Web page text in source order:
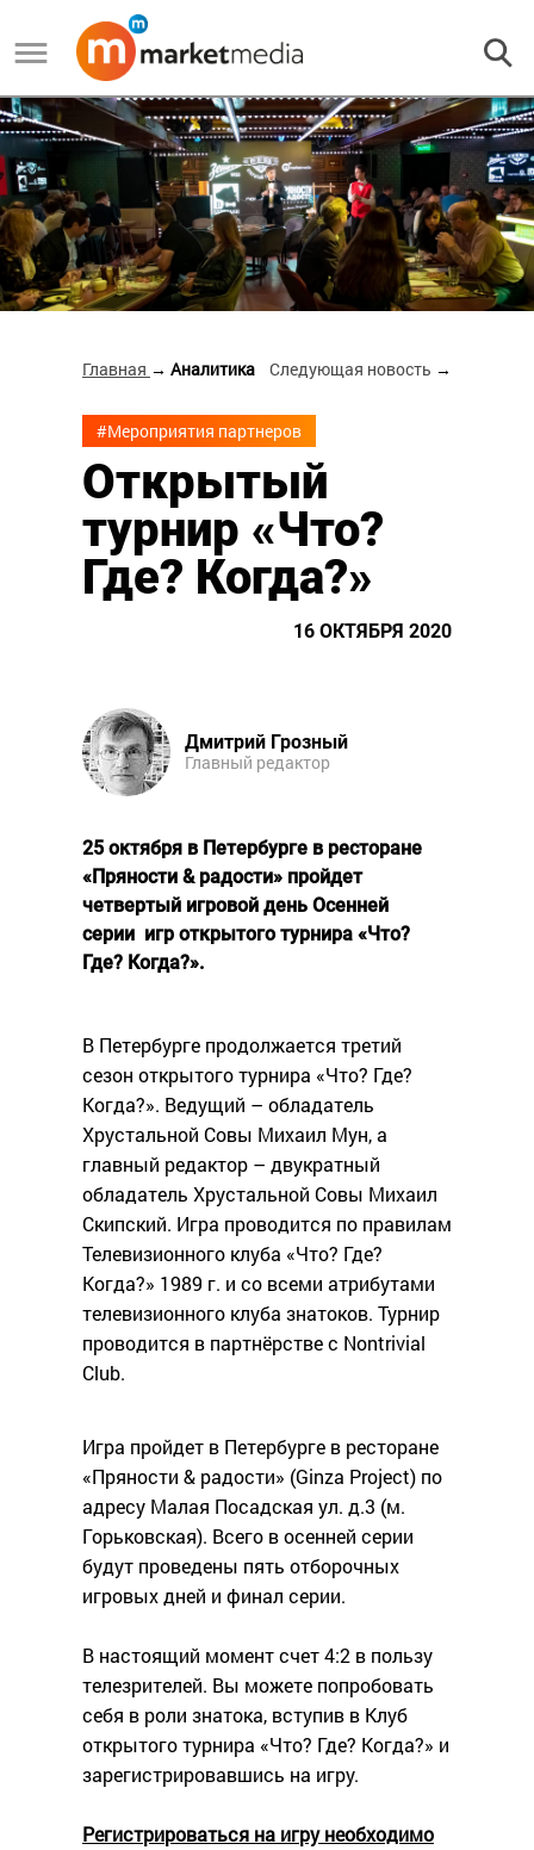
Главная → Аналитика Следующая новость →
#Мероприятия партнеров
Открытый
турнир «Что?
Где? Когда?»
16 ОКТЯБРЯ 2020
Дмитрий Грозный
Главный редактор
25 октября в Петербурге в ресторане
«Пряности & радости» пройдет
четвертый игровой день Осенней
серии игр открытого турнира «Что?
Где? Когда?».
В Петербурге продолжается третий
сезон открытого турнира «Что? Где?
Когда?». Ведущий – обладатель
Хрустальной Совы Михаил Мун, а
главный редактор – двукратный
обладатель Хрустальной Совы Михаил
Скипский. Игра проводится по правилам
Телевизионного клуба «Что? Где?
Когда?» 1989 г. и со всеми атрибутами
телевизионного клуба знатоков. Турнир
проводится в партнёрстве с Nontrivial
Club.
Игра пройдет в Петербурге в ресторане
«Пряности & радости» (Ginza Project) по
адресу Малая Посадская ул. д.3 (м.
Горьковская). Всего в осенней серии
будут проведены пять отборочных
игровых дней и финал серии.
В настоящий момент счет 4:2 в пользу
телезрителей. Вы можете попробовать
себя в роли знатока, вступив в Клуб
открытого турнира «Что? Где? Когда?» и
зарегистрировавшись на игру.
Регистрироваться на игру необходимо